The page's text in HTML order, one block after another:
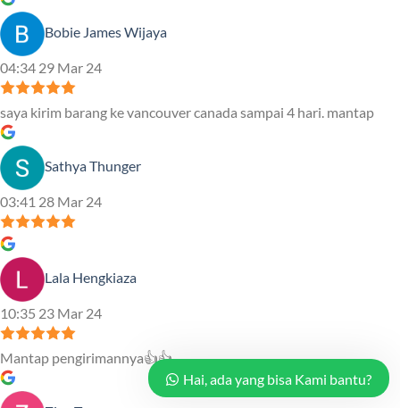
Bobie James Wijaya
04:34 29 Mar 24
saya kirim barang ke vancouver canada sampai 4 hari. mantap
Sathya Thunger
03:41 28 Mar 24
Lala Hengkiaza
10:35 23 Mar 24
Mantap pengirimannya👍👍
Hai, ada yang bisa Kami bantu?